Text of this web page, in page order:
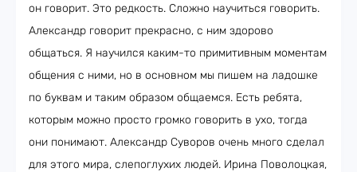
он говорит. Это редкость. Сложно научиться говорить.
Александр говорит прекрасно, с ним здорово
общаться. Я научился каким-то примитивным моментам
общения с ними, но в основном мы пишем на ладошке
по буквам и таким образом общаемся. Есть ребята,
которым можно просто громко говорить в ухо, тогда
они понимают. Александр Суворов очень много сделал
для этого мира, слепоглухих людей. Ирина Поволоцкая,